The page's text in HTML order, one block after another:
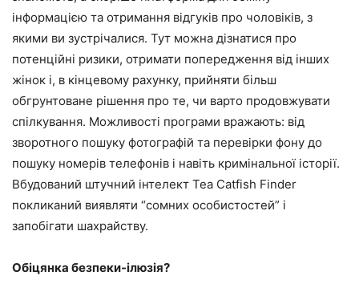
інформацією та отримання відгуків про чоловіків, з
якими ви зустрічалися. Тут можна дізнатися про
потенційні ризики, отримати попередження від інших
жінок і, в кінцевому рахунку, прийняти більш
обгрунтоване рішення про те, чи варто продовжувати
спілкування. Можливості програми вражають: від
зворотного пошуку фотографій та перевірки фону до
пошуку номерів телефонів і навіть кримінальної історії.
Вбудований штучний інтелект Tea Catfish Finder
покликаний виявляти “сомних особистостей” і
запобігати шахрайству.
Обіцянка безпеки-ілюзія?